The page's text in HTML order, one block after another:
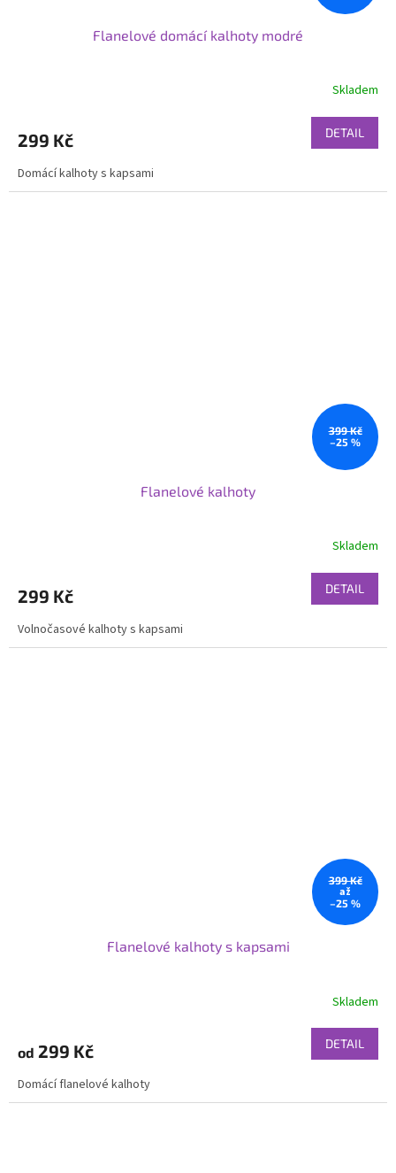
Flanelové domácí kalhoty modré
Skladem
299 Kč DETAIL
Domácí kalhoty s kapsami
399 Kč
–25 %
Flanelové kalhoty
Skladem
299 Kč DETAIL
Volnočasové kalhoty s kapsami
399 Kč
až
–25 %
Flanelové kalhoty s kapsami
Skladem
od 299 Kč DETAIL
Domácí flanelové kalhoty